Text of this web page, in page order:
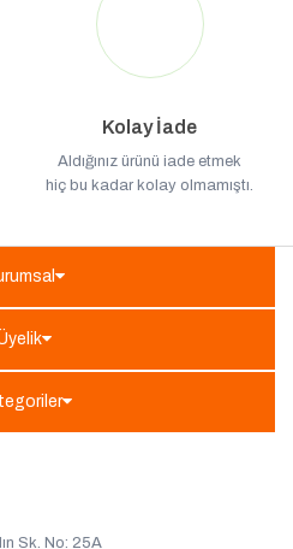
Kolay İade
Aldığınız ürünü iade etmek
hiç bu kadar kolay olmamıştı.
Sk. No: 25A